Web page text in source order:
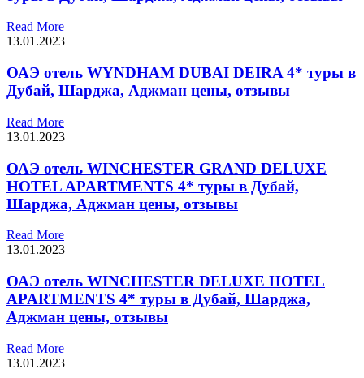
Read More
13.01.2023
ОАЭ отель WYNDHAM DUBAI DEIRA 4* туры в
Дубай, Шарджа, Аджман цены, отзывы
Read More
13.01.2023
ОАЭ отель WINCHESTER GRAND DELUXE
HOTEL APARTMENTS 4* туры в Дубай,
Шарджа, Аджман цены, отзывы
Read More
13.01.2023
ОАЭ отель WINCHESTER DELUXE HOTEL
APARTMENTS 4* туры в Дубай, Шарджа,
Аджман цены, отзывы
Read More
13.01.2023